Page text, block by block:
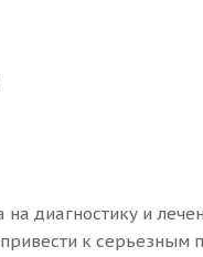
диагностику и
к